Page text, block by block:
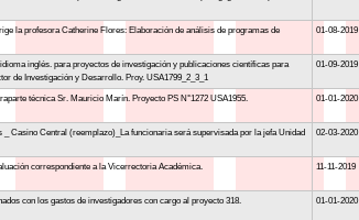
la profesora Catherine Flores: Elaboración de análisis de programas de
01-08-2019
inglés. para proyectos de investigación y publicaciones científicas para
de Investigación y Desarrollo. Proy. USA1799_2_3_1
01-09-2019
técnica Sr. Mauricio Marín. Proyecto PS N°1272 USA1955. 01-01-2020
Casino Central (reemplazo)_La funcionaria será supervisada por la jefa Unidad
02-03-2020
correspondiente a la Vicerrectoria Académica. 11-11-2019
con los gastos de investigadores con cargo al proyecto 318. 01-01-2020